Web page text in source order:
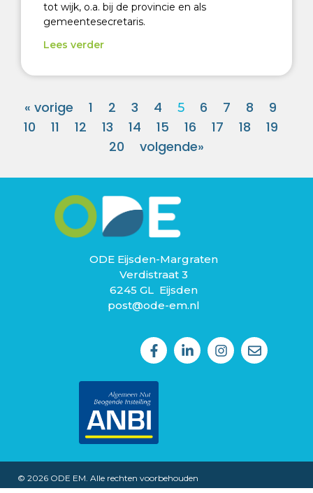
tot wijk, o.a. bij de provincie en als
gemeentesecretaris.
Lees verder
« vorige 1 2 3 4 5 6 7 8
9
10
11 12 13 14 15 16 17 18
19
20
volgende»
ODE Eijsden-Margraten
Verdistraat 3
6245 GL Eijsden
post@ode-em.nl
© 2026 ODE EM. Alle rechten voorbehouden